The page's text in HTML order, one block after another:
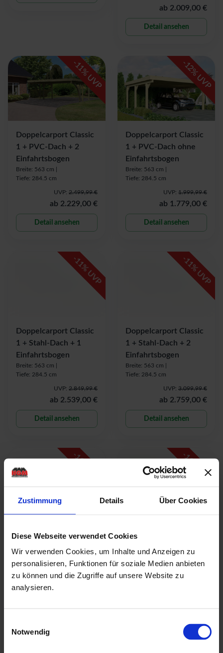
Zustimmung Details Über Cookies
Diese Webseite verwendet Cookies
Wir verwenden Cookies, um Inhalte und Anzeigen zu
personalisieren, Funktionen für soziale Medien anbieten
zu können und die Zugriffe auf unsere Website zu
analysieren.
Notwendig
ab 2.009,00 €
Detail ansehen
-
11
% UVP
Doppelcarport Classic
1 + PVC-Dach + 2
Einfahrtsbogen
Breite: 563 cm |
Tiefe: 284.5 cm
UVP: 2.499,99 €
ab 2.229,00 €
Detail ansehen
-
12
% UVP
Doppelcarport Classic
1 + PVC-Dach ohne
Einfahrtsbogen
Breite: 563 cm |
Tiefe: 284.5 cm
UVP: 1.999,99 €
ab 1.779,00 €
Detail ansehen
-
11
% UVP
Doppelcarport Classic
1 + Stahl-Dach + 1
Einfahrtsbogen
Breite: 563 cm |
Tiefe: 284.5 cm
UVP: 2.849,99 €
ab 2.539,00 €
Detail ansehen
-
11
% UVP
Doppelcarport Classic
1 + Stahl-Dach + 2
Einfahrtsbogen
Breite: 563 cm |
Tiefe: 284.5 cm
UVP: 3.099,99 €
ab 2.759,00 €
Detail ansehen
-
11
1 + Stahl-Dach ohne
Einfahrtsbogen
Breite: 563 cm |
-
11
% UVP
2 + Stahl-Dach + 1
Einfahrtsbogen
Breite: 563 cm | Tiefe: 476 cm
UVP:3.849,99 €